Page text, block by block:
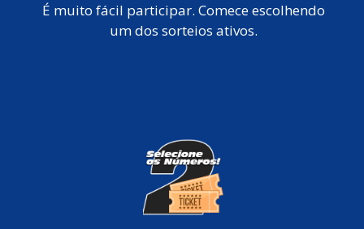
É muito fácil participar. Comece escolhendo
um dos sorteios ativos.